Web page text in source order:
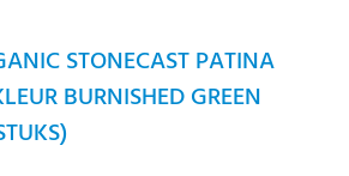
STONECAST PATINA
BURNISHED GREEN